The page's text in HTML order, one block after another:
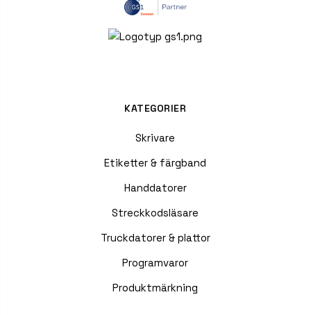
KATEGORIER
Skrivare
Etiketter & färgband
Handdatorer
Streckkodsläsare
Truckdatorer & plattor
Programvaror
Produktmärkning